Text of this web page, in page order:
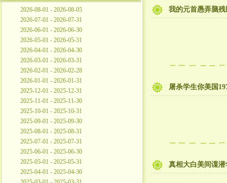
2026-08-01 - 2026-08-05
2026-07-01 - 2026-07-31
2026-06-01 - 2026-06-30
2026-05-01 - 2026-05-31
2026-04-01 - 2026-04-30
2026-03-01 - 2026-03-31
2026-02-01 - 2026-02-28
2026-01-01 - 2026-01-31
2025-12-01 - 2025-12-31
2025-11-01 - 2025-11-30
2025-10-01 - 2025-10-31
2025-09-01 - 2025-09-30
2025-08-01 - 2025-08-31
2025-07-01 - 2025-07-31
2025-06-01 - 2025-06-30
2025-05-01 - 2025-05-31
2025-04-01 - 2025-04-30
我的元首愚弄脑
屠杀学生你美国
真相大白美间谍